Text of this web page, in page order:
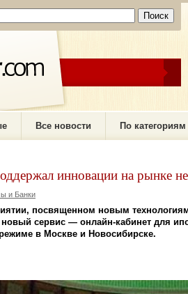
Все новости По категориям
инновации на рынке
и Банки
посвященном новым
новый сервис — онлайн-кабинет для
в Москве и Новосибирске.